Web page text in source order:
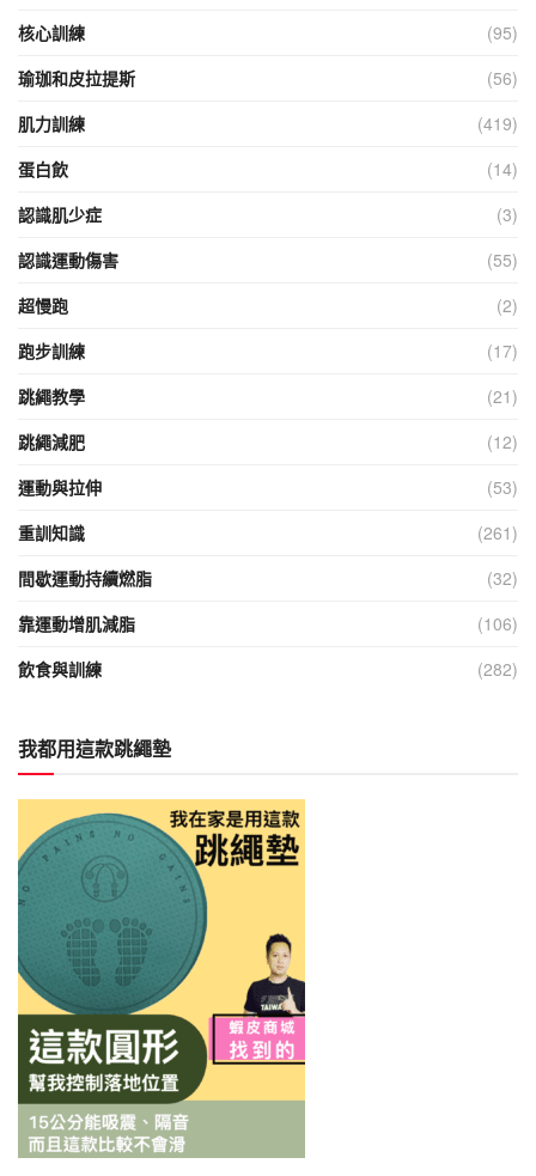
核心訓練
(95)
瑜珈和皮拉提斯
(56)
肌力訓練
(419)
蛋白飲
(14)
認識肌少症
(3)
認識運動傷害
(55)
超慢跑
(2)
跑步訓練
(17)
跳繩教學
(21)
跳繩減肥
(12)
運動與拉伸
(53)
重訓知識
(261)
間歇運動持續燃脂
(32)
靠運動增肌減脂
(106)
飲食與訓練
(282)
我都用這款跳繩墊